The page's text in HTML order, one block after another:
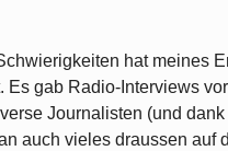
hat meines
Es gab Radio-Interviews
Journalisten (und
auch vieles draussen auf